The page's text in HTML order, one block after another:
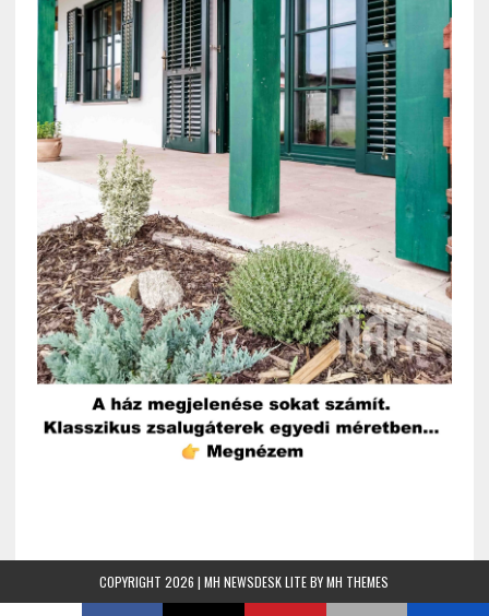
COPYRIGHT 2026 | MH NEWSDESK LITE BYMH THEMES